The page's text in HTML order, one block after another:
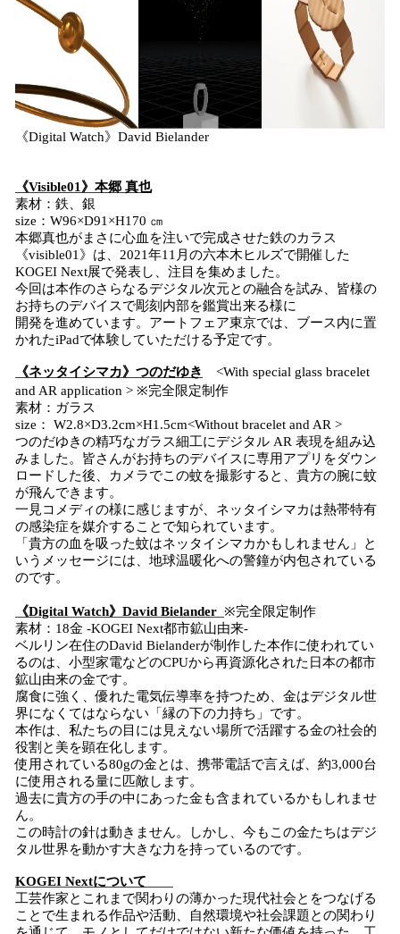
《Digital Watch》David Bielander
《Visible01》 本郷 真也
素材：鉄、銀
size：W96×D91×H170 ㎝
本郷真也がまさに心血を注いで完成させた鉄のカラス
《visible01》は、2021年11月の六本木ヒルズで開催した
KOGEI Next展で発表し、注目を集めました。
今回は本作のさらなるデジタル次元との融合を試み、皆様の
お持ちのデバイスで彫刻内部を鑑賞出来る様に
開発を進めています。アートフェア東京では、ブース内に置
かれたiPadで体験していただける予定です。
《ネッタイシマカ》 つのだゆき
<With special glass bracelet
and AR application > ※完全限定制作
素材：ガラス
size： W2.8×D3.2cm×H1.5cm<Without bracelet and AR >
つのだゆきの精巧なガラス細工にデジタル AR 表現を組み込
みました。皆さんがお持ちのデバイスに専用アプリをダウン
ロードした後、カメラでこの蚊を撮影すると、貴方の腕に蚊
が飛んできます。
一見コメディの様に感じますが、ネッタイシマカは熱帯特有
の感染症を媒介することで知られています。
「貴方の血を吸った蚊はネッタイシマカかもしれません」と
いうメッセージには、地球温暖化への警鐘が内包されている
のです。
《Digital Watch》 David Bielander ※完全限定制作
素材：18金 -KOGEI Next都市鉱山由来-
ベルリン在住のDavid Bielanderが制作した本作に使われてい
るのは、小型家電などのCPUから再資源化された日本の都市
鉱山由来の金です。
腐食に強く、優れた電気伝導率を持つため、金はデジタル世
界になくてはならない「縁の下の力持ち」です。
本作は、私たちの目には見えない場所で活躍する金の社会的
役割と美を顕在化します。
使用されている80gの金とは、携帯電話で言えば、約3,000台
に使用される量に匹敵します。
過去に貴方の手の中にあった金も含まれているかもしれませ
ん。
この時計の針は動きません。しかし、今もこの金たちはデジ
タル世界を動かす大きな力を持っているのです。
KOGEI Nextについて
工芸作家とこれまで関わりの薄かった現代社会とをつなげる
ことで生まれる作品や活動、自然環境や社会課題との関わり